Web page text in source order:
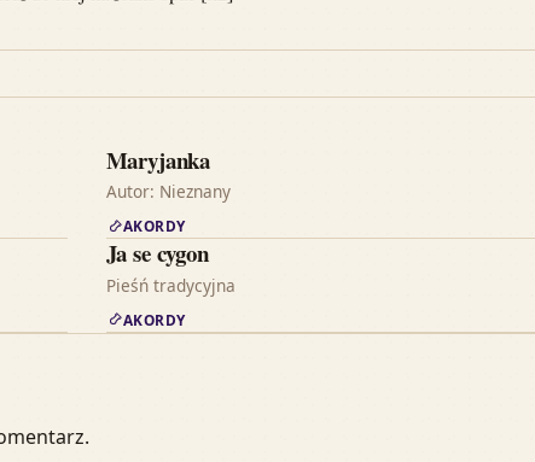
Maryjanka
Autor: Nieznany
AKORDY
Ja se cygon
Pieśń tradycyjna
AKORDY